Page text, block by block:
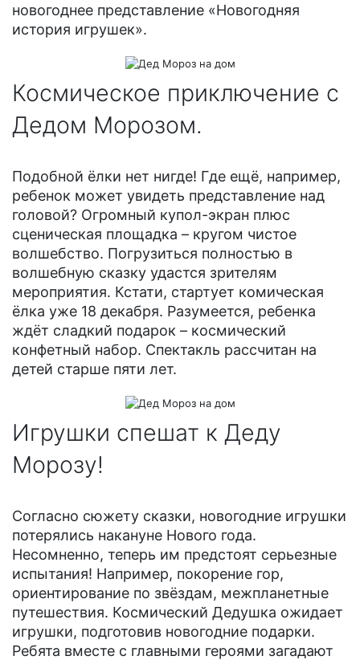
новогоднее представление «Новогодняя
история игрушек».
Космическое приключение с
Дедом Морозом.
Подобной ёлки нет нигде! Где ещё, например,
ребенок может увидеть представление над
головой? Огромный купол-экран плюс
сценическая площадка – кругом чистое
волшебство. Погрузиться полностью в
волшебную сказку удастся зрителям
мероприятия. Кстати, стартует комическая
ёлка уже 18 декабря. Разумеется, ребенка
ждёт сладкий подарок – космический
конфетный набор. Спектакль рассчитан на
детей старше пяти лет.
Игрушки спешат к Деду
Морозу!
Согласно сюжету сказки, новогодние игрушки
потерялись накануне Нового года.
Несомненно, теперь им предстоят серьезные
испытания! Например, покорение гор,
ориентирование по звёздам, межпланетные
путешествия. Космический Дедушка ожидает
игрушки, подготовив новогодние подарки.
Ребята вместе с главными героями загадают